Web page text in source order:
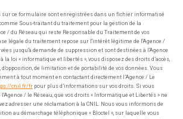
ce formulaire sont enregistrées dans un fichier informatisé
Sous-traitant du traitement pour la gestion de la
/ du Réseau qui reste Responsable du Traitement de vos
légale du traitement repose sur l'intérêt légitime de l'Agence /
jusqu'à demande de suppression et sont destinées à l'Agence
la loi « informatique et libertés », vous disposez des droits d’accès,
d’opposition, de limitation et de portabilité de vos données. Vous
à tout moment en contactant directement l’Agence / Le
cnil.fr/fr pour plus d’informations sur vos droits. Si vous
/ le Réseau, que vos droits « Informatique et Libertés » ne
adresser une réclamation à la CNIL. Nous vous informons de
au démarchage téléphonique « Bloctel », sur laquelle vous